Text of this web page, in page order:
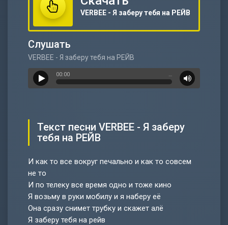
VERBEE - Я заберу тебя на РЕЙВ
Слушать
VERBEE - Я заберу тебя на РЕЙВ
00:00 …
Текст песни VERBEE - Я заберу
тебя на РЕЙВ
И как то все вокруг печально и как то совсем
не то
И по телеку все время одно и тоже кино
Я возьму в руки мобилу и я наберу её
Она сразу снимет трубку и скажет алё
Я заберу тебя на рейв